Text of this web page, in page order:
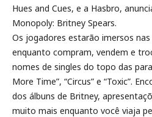
Hues and Cues, e a Hasbro,
Monopoly: Britney Spears.
Os jogadores estarão imersos
enquanto compram, vendem e
nomes de singles do topo das
More Time”, “Circus” e “Toxic”.
dos álbuns de Britney,
muito mais enquanto você viaja